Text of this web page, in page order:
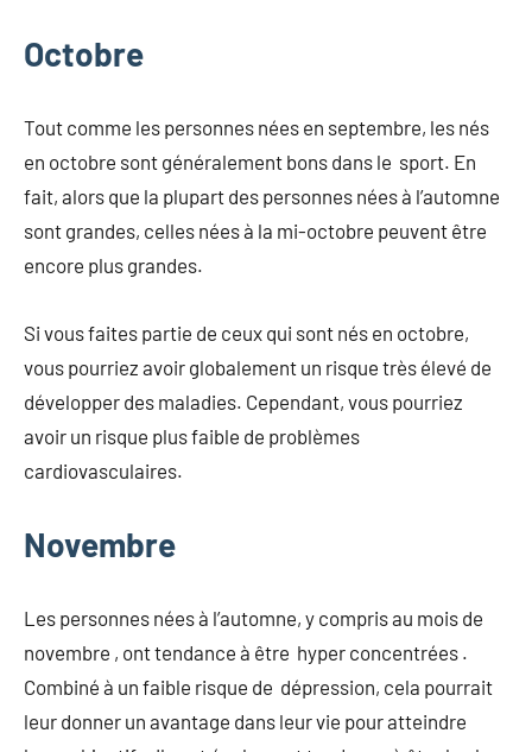
Octobre
Tout comme les personnes nées en septembre, les nés
en octobre sont généralement bons dans le sport. En
fait, alors que la plupart des personnes nées à l’automne
sont grandes, celles nées à la mi-octobre peuvent être
encore plus grandes.
Si vous faites partie de ceux qui sont nés en octobre,
vous pourriez avoir globalement un risque très élevé de
développer des maladies. Cependant, vous pourriez
avoir un risque plus faible de problèmes
cardiovasculaires.
Novembre
Les personnes nées à l’automne, y compris au mois de
novembre , ont tendance à être hyper concentrées .
Combiné à un faible risque de dépression, cela pourrait
leur donner un avantage dans leur vie pour atteindre